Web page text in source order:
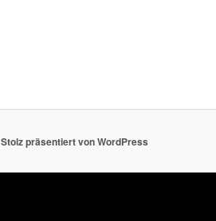
Stolz präsentiert von WordPress